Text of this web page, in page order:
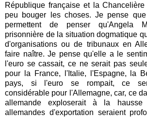
République française et la
peu bouger les choses. Je pense
permettent de penser qu'Angela
prisonnière de la situation dogmatique
d'organisations ou de tribunaux en
faire naître. Je pense qu'elle a le
l'euro se cassait, ce ne serait pas
pour la France, l'Italie, l'Espagne, la
pays, si l'euro se rompait, ce
considérable pour l'Allemagne, car, ce
allemande exploserait à la
allemandes d'exportation seraient